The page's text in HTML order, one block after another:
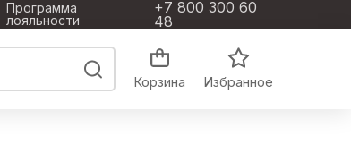
Программа
лояльности
+7 800 300 60
48
Корзина Избранное